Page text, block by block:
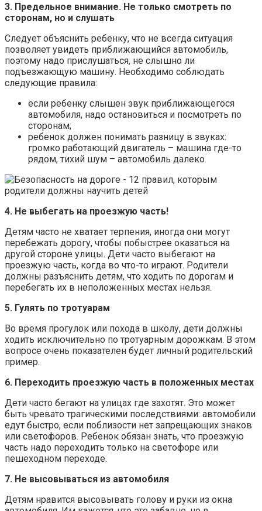
3. Предельное внимание. Не только смотреть по
сторонам, но и слушать
Следует объяснить ребенку, что не всегда ситуация
позволяет увидеть приближающийся автомобиль,
поэтому надо прислушаться, не слышно ли
подъезжающую машину. Необходимо соблюдать
следующие правила:
если ребенку слышен звук приближающегося
автомобиля, надо остановиться и посмотреть по
сторонам;
ребенок должен понимать разницу в звуках:
громко работающий двигатель – машина где-то
рядом, тихий шум – автомобиль далеко.
4. Не выбегать на проезжую часть!
Детям часто не хватает терпения, иногда они могут
перебежать дорогу, чтобы побыстрее оказаться на
другой стороне улицы. Дети часто выбегают на
проезжую часть, когда во что-то играют. Родители
должны разъяснить детям, что ходить по дорогам и
перебегать их в неположенных местах нельзя.
5. Гулять по тротуарам
Во время прогулок или похода в школу, дети должны
ходить исключительно по тротуарным дорожкам. В этом
вопросе очень показателен будет личный родительский
пример.
6. Переходить проезжую часть в положенных местах
Дети часто бегают на улицах где захотят. Это может
быть чревато трагическими последствиями: автомобили
едут быстро, если поблизости нет запрещающих знаков
или светофоров. Ребенок обязан знать, что проезжую
часть надо переходить только на светофоре или
пешеходном переходе.
7. Не высовываться из автомобиля
Детям нравится высовывать голову и руки из окна